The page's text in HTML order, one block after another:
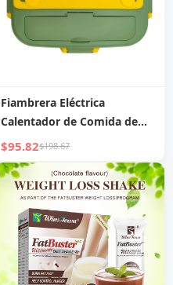
Fiambrera Eléctrica
Calentador de Comida de
75W 1.8L Portátil a Prueba
de Fugas para Coche y
Hogar
$95.82$198.67